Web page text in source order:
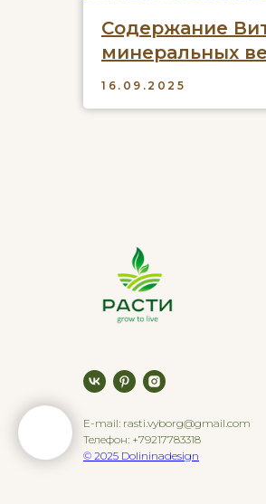
Содержание
минеральных
16.09.2025
E-mail: rasti.vyborg@gmail.com
Телефон: +79217783318
© 2025 Dolininadesign